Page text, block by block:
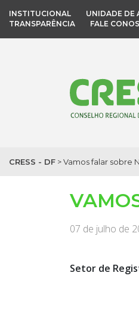
INSTITUCIONAL UNIDADE DE
TRANSPARÊNCIA
FALE
CRESS - DF >Vamos falar sobre
07 de julho de
Setor de